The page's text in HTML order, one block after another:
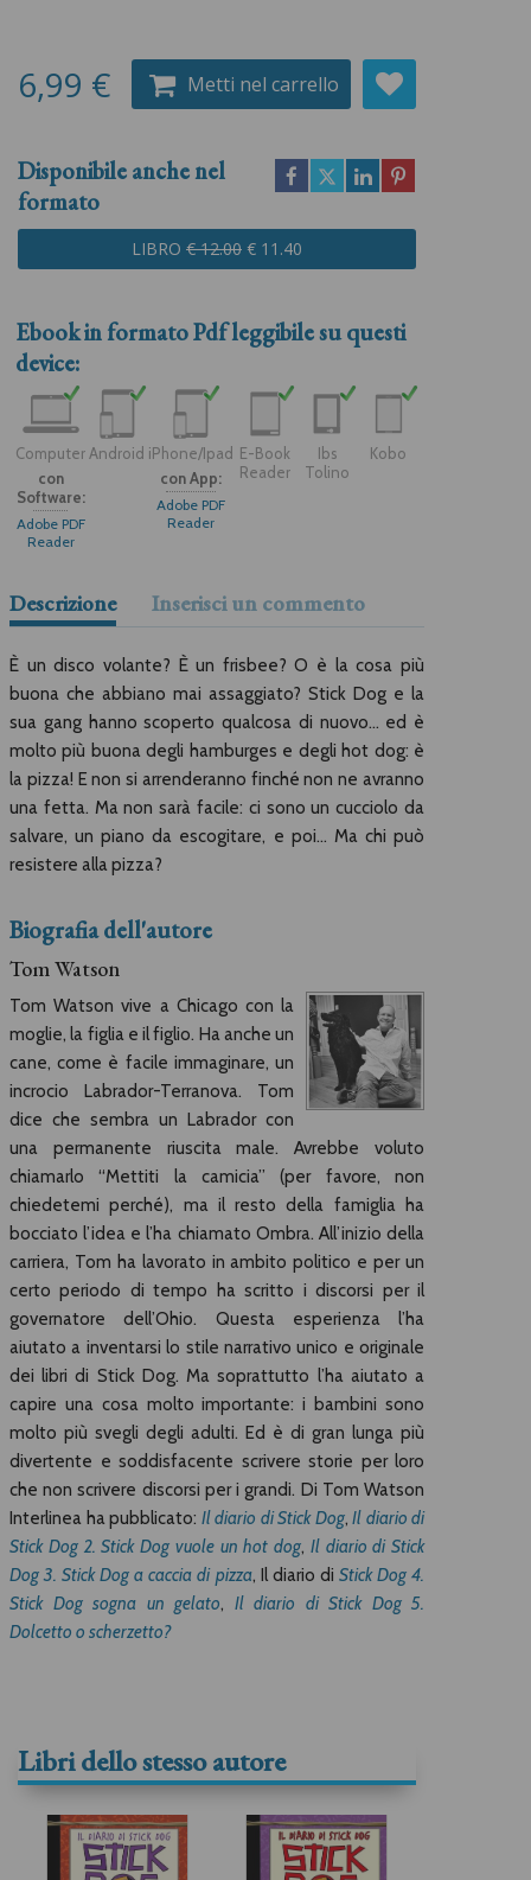
6,99 € Metti nel carrello
Disponibile anche nel
formato
LIBRO € 12.00 € 11.40
Ebook in formatoPdfleggibile su questi
device:
Computer
con
Software:
Adobe PDF
Reader
Android iPhone/Ipad
con App:
Adobe PDF
Reader
E-Book
Reader
Ibs
Tolino
Kobo
Descrizione Inserisci un commento
È un disco volante? È un frisbee? O è la cosa più
buona che abbiano mai assaggiato? Stick Dog e la
sua gang hanno scoperto qualcosa di nuovo… ed è
molto più buona degli hamburges e degli hot dog: è
la pizza! E non si arrenderanno finché non ne avranno
una fetta. Ma non sarà facile: ci sono un cucciolo da
salvare, un piano da escogitare, e poi… Ma chi può
resistere alla pizza?
Biografia dell'autore
Tom Watson
Tom Watson vive a Chicago con la
moglie, la figlia e il figlio. Ha anche un
cane, come è facile immaginare, un
incrocio Labrador-Terranova. Tom
dice che sembra un Labrador con
una permanente riuscita male. Avrebbe voluto
chiamarlo “Mettiti la camicia” (per favore, non
chiedetemi perché), ma il resto della famiglia ha
bocciato l’idea e l’ha chiamato Ombra. All’inizio della
carriera, Tom ha lavorato in ambito politico e per un
certo periodo di tempo ha scritto i discorsi per il
governatore dell’Ohio. Questa esperienza l’ha
aiutato a inventarsi lo stile narrativo unico e originale
dei libri di Stick Dog. Ma soprattutto l’ha aiutato a
capire una cosa molto importante: i bambini sono
molto più svegli degli adulti. Ed è di gran lunga più
divertente e soddisfacente scrivere storie per loro
che non scrivere discorsi per i grandi. Di Tom Watson
Interlinea ha pubblicato: Il diario di Stick Dog, Il diario di
Stick Dog 2. Stick Dog vuole un hot dog, Il diario di Stick
Dog 3. Stick Dog a caccia di pizza, Il diario di Stick Dog 4.
Stick Dog sogna un gelato, Il diario di Stick Dog 5.
Dolcetto o scherzetto?
Libri dello stesso autore